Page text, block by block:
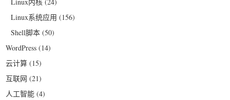
Linux系统应用 (156)
Shell脚本 (50)
WordPress (14)
云计算 (15)
互联网 (21)
人工智能 (4)